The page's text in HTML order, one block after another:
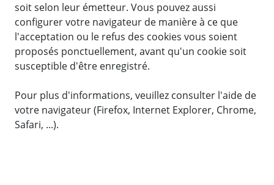
soit selon leur émetteur. Vous pouvez aussi
configurer votre navigateur de manière à ce que
l'acceptation ou le refus des cookies vous soient
proposés ponctuellement, avant qu'un cookie soit
susceptible d'être enregistré.
Pour plus d'informations, veuillez consulter l'aide de
votre navigateur (Firefox, Internet Explorer, Chrome,
Safari, ...).